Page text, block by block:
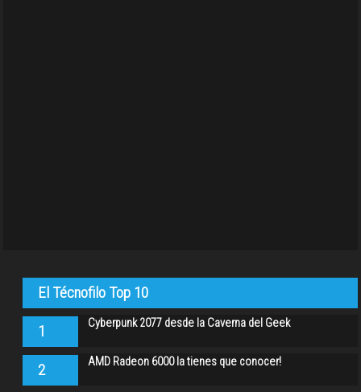
El Técnofilo Top 10
1 Cyberpunk 2077 desde la Caverna del Geek
2 AMD Radeon 6000 la tienes que conocer!